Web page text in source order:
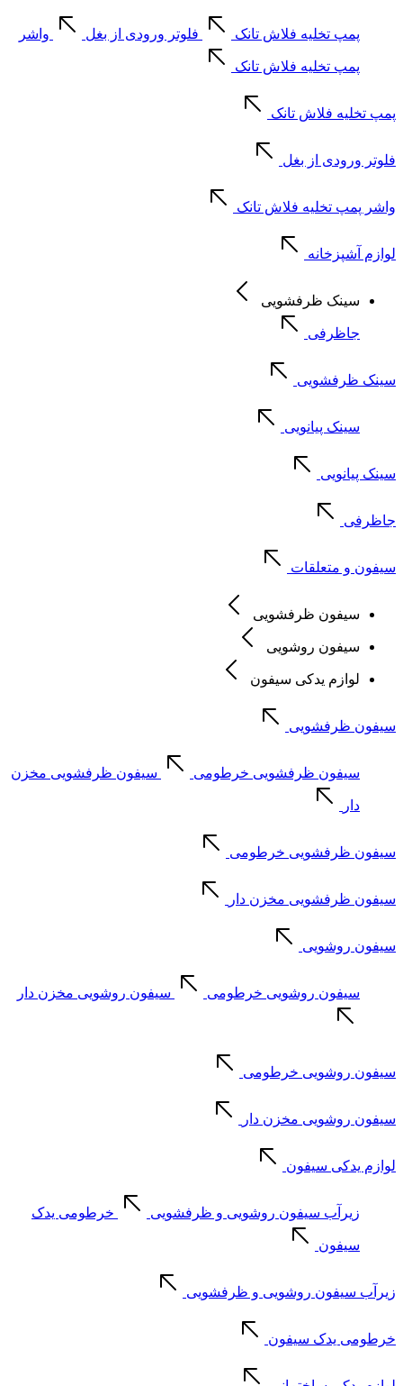
پمپ تخلیه فلاش تانک فلوتر ورودی از بغل واشر
پمپ تخلیه فلاش تانک
پمپ تخلیه فلاش تانک
فلوتر ورودی از بغل
واشر پمپ تخلیه فلاش تانک
لوازم آشپزخانه
سینک ظرفشویی
جاظرفی
سینک ظرفشویی
سینک پیانویی
سینک پیانویی
جاظرفی
سیفون و متعلقات
سیفون ظرفشویی
سیفون روشویی
لوازم یدکی سیفون
سیفون ظرفشویی
سیفون ظرفشویی خرطومی سیفون ظرفشویی مخزن
دار
سیفون ظرفشویی خرطومی
سیفون ظرفشویی مخزن دار
سیفون روشویی
سیفون روشویی خرطومی سیفون روشویی مخزن دار
سیفون روشویی خرطومی
سیفون روشویی مخزن دار
لوازم یدکی سیفون
زیرآب سیفون روشویی و ظرفشویی خرطومی یدک
سیفون
زیرآب سیفون روشویی و ظرفشویی
خرطومی یدک سیفون